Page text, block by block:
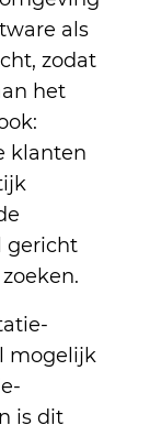
als
zodat
het
klanten
gericht
mogelijk
is dit